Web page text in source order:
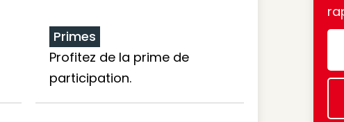
Primes
Profitez de la prime de
participation.